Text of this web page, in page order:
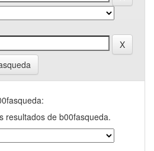
resultados de b00fasqueda.